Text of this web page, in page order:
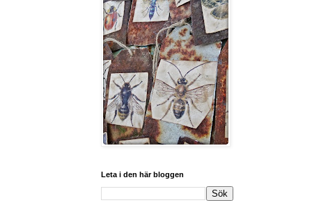
Leta i den här bloggen